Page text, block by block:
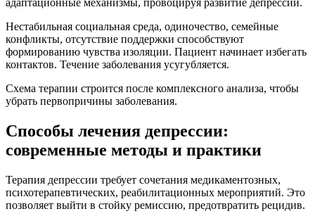
Нестабильная социальная среда, одиночество, семейные
конфликты, отсутствие поддержки способствуют
формированию чувства изоляции. Пациент начинает избегать
контактов. Течение заболевания усугубляется.
Схема терапии строится после комплексного анализа, чтобы
убрать первопричины заболевания.
Способы лечения депрессии:
современные методы и практики
Терапия депрессии требует сочетания медикаментозных,
психотерапевтических, реабилитационных мероприятий. Это
позволяет выйти в стойку ремиссию, предотвратить рецидив.